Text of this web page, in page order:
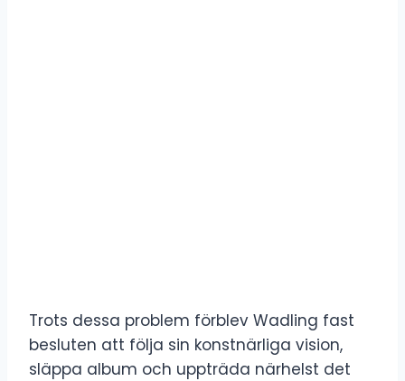
Trots dessa problem förblev Wadling fast
besluten att följa sin konstnärliga vision,
släppa album och uppträda närhelst det